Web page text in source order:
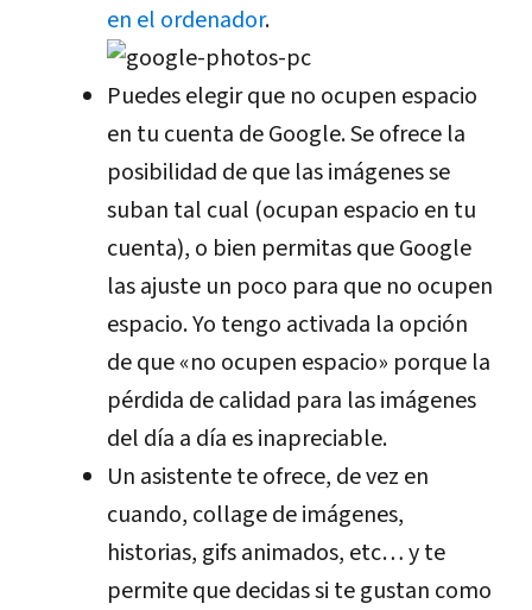
en el ordenador.
Puedes elegir que no ocupen espacio
en tu cuenta de Google. Se ofrece la
posibilidad de que las imágenes se
suban tal cual (ocupan espacio en tu
cuenta), o bien permitas que Google
las ajuste un poco para que no ocupen
espacio. Yo tengo activada la opción
de que «no ocupen espacio» porque la
pérdida de calidad para las imágenes
del día a día es inapreciable.
Un asistente te ofrece, de vez en
cuando, collage de imágenes,
historias, gifs animados, etc… y te
permite que decidas si te gustan como